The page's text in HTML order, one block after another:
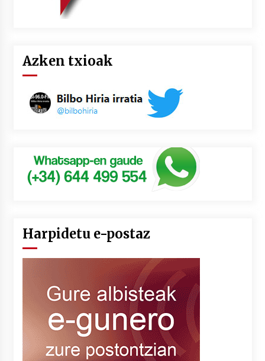
Azken txioak
Harpidetu e-postaz